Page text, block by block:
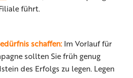
führt.
schaffen: Im Vorlauf für
sollten Sie früh genug
des Erfolgs zu legen. Legen